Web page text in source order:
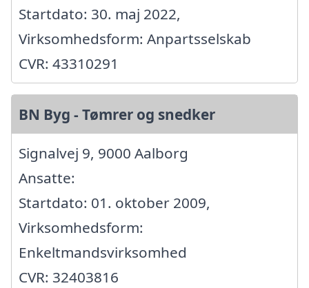
Startdato: 30. maj 2022,
Virksomhedsform: Anpartsselskab
CVR: 43310291
BN Byg - Tømrer og snedker
Signalvej 9, 9000 Aalborg
Ansatte:
Startdato: 01. oktober 2009,
Virksomhedsform:
Enkeltmandsvirksomhed
CVR: 32403816